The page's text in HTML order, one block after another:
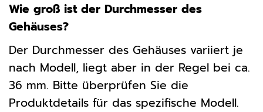
Wie groß ist der Durchmesser des
Gehäuses?
Der Durchmesser des Gehäuses variiert je
nach Modell, liegt aber in der Regel bei ca.
36 mm. Bitte überprüfen Sie die
Produktdetails für das spezifische Modell.